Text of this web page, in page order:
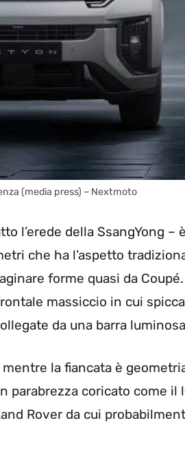
(media press) – Nextmoto
l’erede della SsangYong –
che ha l’aspetto
forme quasi da
massiccio in cui
da una barra
la fiancata è
parabrezza coricato come il
Rover da cui